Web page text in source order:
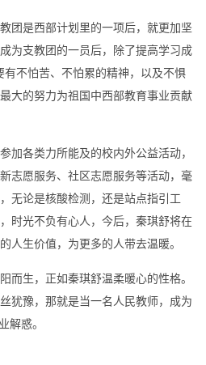
团是西部计划里的一项后，就更加坚
为支教团的一员后，除了提高学习成
有不怕苦、不怕累的精神，以及不惧
大的努力为祖国中西部教育事业贡献
加各类力所能及的校内外公益活动，
志愿服务、社区志愿服务等活动，毫
无论是核酸检测，还是站点指引工
时光不负有心人，今后，秦琪舒将在
人生价值，为更多的人带去温暖。
而生，正如秦琪舒温柔暖心的性格。
犹豫，那就是当一名人民教师，成为
解惑。